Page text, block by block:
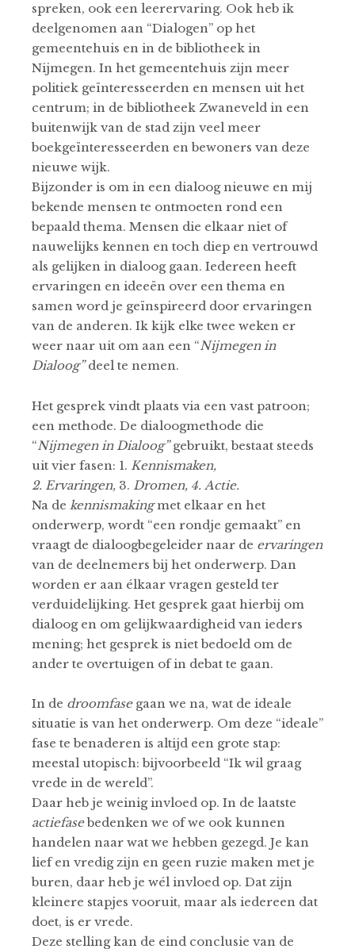
spreken, ook een leerervaring. Ook heb ik
deelgenomen aan “Dialogen” op het
gemeentehuis en in de bibliotheek in
Nijmegen. In het gemeentehuis zijn meer
politiek geïnteresseerden en mensen uit het
centrum; in de bibliotheek Zwaneveld in een
buitenwijk van de stad zijn veel meer
boekgeïnteresseerden en bewoners van deze
nieuwe wijk.
Bijzonder is om in een dialoog nieuwe en mij
bekende mensen te ontmoeten rond een
bepaald thema. Mensen die elkaar niet of
nauwelijks kennen en toch diep en vertrouwd
als gelijken in dialoog gaan. Iedereen heeft
ervaringen en ideeën over een thema en
samen word je geïnspireerd door ervaringen
van de anderen. Ik kijk elke twee weken er
weer naar uit om aan een “Nijmegen in
Dialoog”deel te nemen.
Het gesprek vindt plaats via een vast patroon;
een methode. De dialoogmethode die
“Nijmegen in Dialoog”gebruikt, bestaat steeds
uit vier fasen: 1. Kennismaken,
2. Ervaringen, 3. Dromen, 4. Actie.
Na de kennismakingmet elkaar en het
onderwerp, wordt “een rondje gemaakt” en
vraagt de dialoogbegeleider naar de ervaringen
van de deelnemers bij het onderwerp. Dan
worden er aan élkaar vragen gesteld ter
verduidelijking. Het gesprek gaat hierbij om
dialoog en om gelijkwaardigheid van ieders
mening; het gesprek is niet bedoeld om de
ander te overtuigen of in debat te gaan.
In de droomfase gaan we na, wat de ideale
situatie is van het onderwerp. Om deze “ideale”
fase te benaderen is altijd een grote stap:
meestal utopisch: bijvoorbeeld “Ik wil graag
vrede in de wereld”.
Daar heb je weinig invloed op. In de laatste
actiefasebedenken we of we ook kunnen
handelen naar wat we hebben gezegd. Je kan
lief en vredig zijn en geen ruzie maken met je
buren, daar heb je wél invloed op. Dat zijn
kleinere stapjes vooruit, maar als iedereen dat
doet, is er vrede.
Deze stelling kan de eind conclusie van de